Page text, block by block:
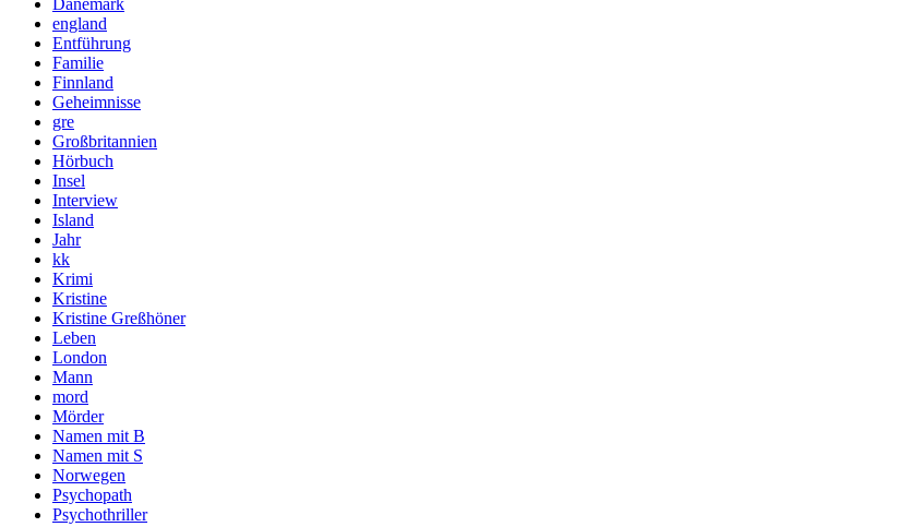
Dänemark
england
Entführung
Familie
Finnland
Geheimnisse
gre
Großbritannien
Hörbuch
Insel
Interview
Island
Jahr
kk
Krimi
Kristine
Kristine Greßhöner
Leben
London
Mann
mord
Mörder
Namen mit B
Namen mit S
Norwegen
Psychopath
Psychothriller